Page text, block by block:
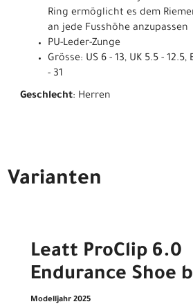
Ring ermöglicht es dem
an jede Fusshöhe anzupassen
PU-Leder-Zunge
Grösse: US 6 - 13, UK 5.5 -
- 31
Geschlecht: Herren
Varianten
Leatt ProClip 6.0
Endurance Shoe
Modelljahr 2025